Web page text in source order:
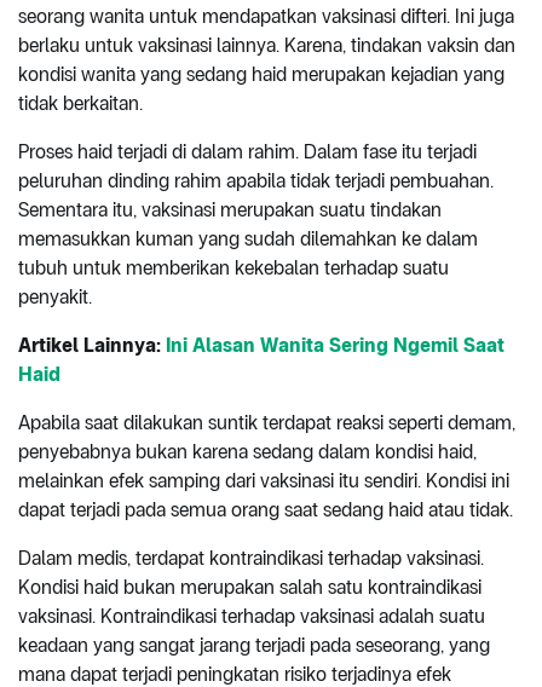
seorang wanita untuk mendapatkan vaksinasi difteri. Ini juga
berlaku untuk vaksinasi lainnya. Karena, tindakan vaksin dan
kondisi wanita yang sedang haid merupakan kejadian yang
tidak berkaitan.
Proses haid terjadi di dalam rahim. Dalam fase itu terjadi
peluruhan dinding rahim apabila tidak terjadi pembuahan.
Sementara itu, vaksinasi merupakan suatu tindakan
memasukkan kuman yang sudah dilemahkan ke dalam
tubuh untuk memberikan kekebalan terhadap suatu
penyakit.
Artikel Lainnya: Ini Alasan Wanita Sering Ngemil Saat
Haid
Apabila saat dilakukan suntik terdapat reaksi seperti demam,
penyebabnya bukan karena sedang dalam kondisi haid,
melainkan efek samping dari vaksinasi itu sendiri. Kondisi ini
dapat terjadi pada semua orang saat sedang haid atau tidak.
Dalam medis, terdapat kontraindikasi terhadap vaksinasi.
Kondisi haid bukan merupakan salah satu kontraindikasi
vaksinasi. Kontraindikasi terhadap vaksinasi adalah suatu
keadaan yang sangat jarang terjadi pada seseorang, yang
mana dapat terjadi peningkatan risiko terjadinya efek